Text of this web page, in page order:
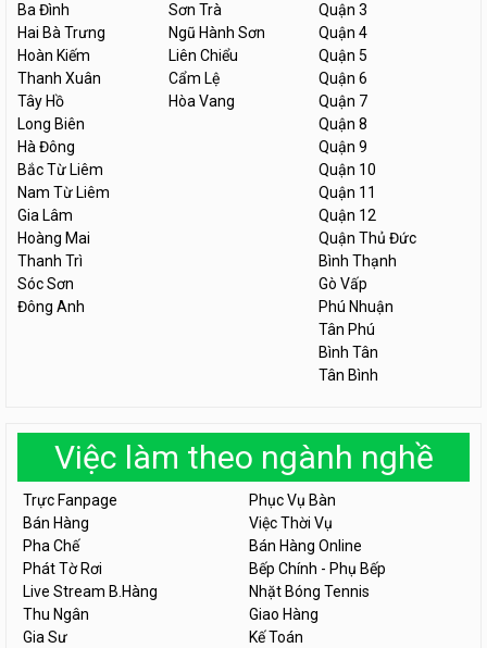
Ba Đình
Hai Bà Trưng
Hoàn Kiếm
Thanh Xuân
Tây Hồ
Long Biên
Hà Đông
Bắc Từ Liêm
Nam Từ Liêm
Gia Lâm
Hoàng Mai
Thanh Trì
Sóc Sơn
Đông Anh
Sơn Trà
Ngũ Hành Sơn
Liên Chiểu
Cẩm Lệ
Hòa Vang
Quận 3
Quận 4
Quận 5
Quận 6
Quận 7
Quận 8
Quận 9
Quận 10
Quận 11
Quận 12
Quận Thủ Đức
Bình Thạnh
Gò Vấp
Phú Nhuận
Tân Phú
Bình Tân
Tân Bình
Việc làm theo ngành nghề
Trực Fanpage
Phục Vụ Bàn
Bán Hàng
Việc Thời Vụ
Pha Chế
Bán Hàng Online
Phát Tờ Rơi
Bếp Chính - Phụ Bếp
Live Stream B.Hàng
Nhặt Bóng Tennis
Thu Ngân
Giao Hàng
Gia Sư
Kế Toán